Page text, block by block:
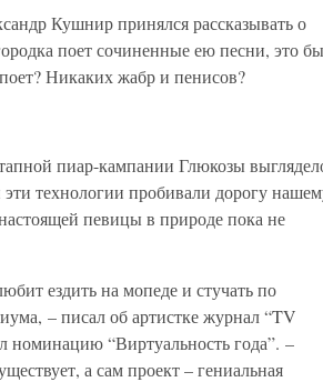
Кушнир принялся рассказывать о
поет сочиненные ею песни, это
Никаких жабр и пенисов?
пиар-кампании Глюкозы
технологии пробивали дорогу
певицы в природе пока не
ездить на мопеде и стучать по
– писал об артистке журнал “TV
номинацию “Виртуальность года”. –
а сам проект – гениальная